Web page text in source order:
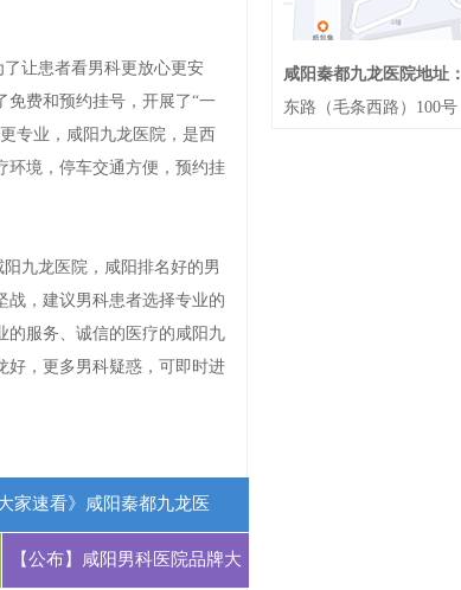
让患者看男科更放心更安
免费和预约挂号，开展了“一
专业，咸阳九龙医院，是西
环境，停车交通方便，预约挂
九龙医院，咸阳排名好的男
战，建议男科患者选择专业的
的服务、诚信的医疗的咸阳九
好，更多男科疑惑，可即时进
大家速看》咸阳秦都九龙医
【公布】咸阳男科医院品牌大
咸阳秦都九龙医院地址：
东路（毛条西路）100号